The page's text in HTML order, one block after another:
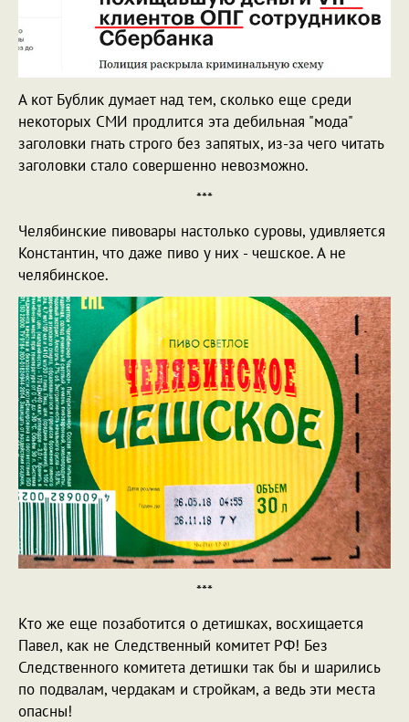
А кот Бублик думает над тем, сколько еще среди
некоторых СМИ продлится эта дебильная "мода"
заголовки гнать строго без запятых, из-за чего читать
заголовки стало совершенно невозможно.
***
Челябинские пивовары настолько суровы, удивляется
Константин, что даже пиво у них - чешское. А не
челябинское.
***
Кто же еще позаботится о детишках, восхищается
Павел, как не Следственный комитет РФ! Без
Следственного комитета детишки так бы и шарились
по подвалам, чердакам и стройкам, а ведь эти места
опасны!